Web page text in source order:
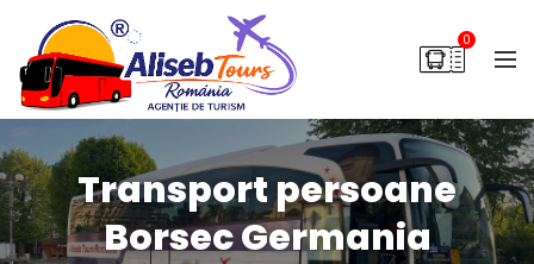
0
Transport persoane
Borsec Germania